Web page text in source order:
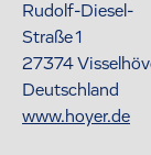
Rudolf-Diesel-
Straße 1
27374
Deutschland
www.hoyer.de